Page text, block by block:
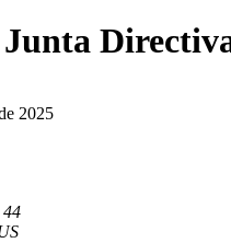
2025
44